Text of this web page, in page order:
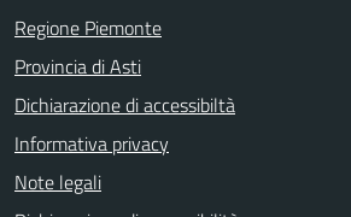
Regione Piemonte
Provincia di Asti
Dichiarazione di accessibiltà
Informativa privacy
Note legali